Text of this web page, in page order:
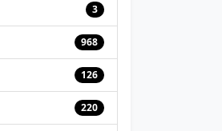
3
968
126
220